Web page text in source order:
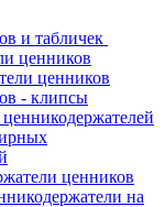
и табличек
ценников
ценников
- клипсы
ценников
на